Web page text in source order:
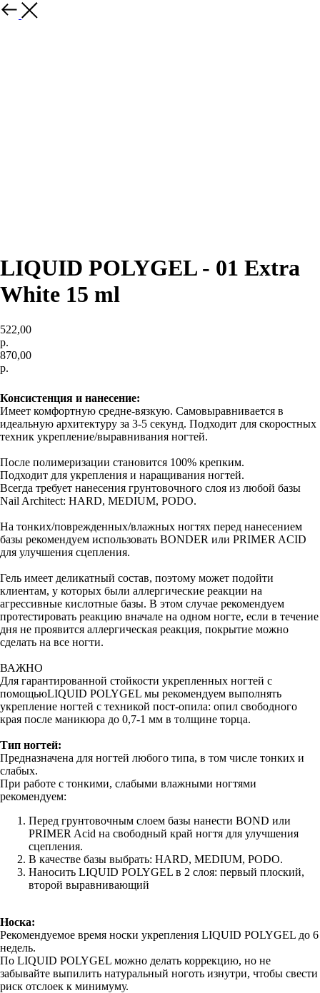
LIQUID POLYGEL - 01 Extra
White 15 ml
522,00
р.
870,00
р.
Консистенция и нанесение:
Имеет комфортную средне-вязкую. Самовыравнивается в
идеальную архитектуру за 3-5 секунд. Подходит для скоростных
техник укрепление/выравнивания ногтей.
После полимеризации становится 100% крепким.
Подходит для укрепления и наращивания ногтей.
Всегда требует нанесения грунтовочного слоя из любой базы
Nail Architect: HARD, MEDIUM, PODO.
На тонких/поврежденных/влажных ногтях перед нанесением
базы рекомендуем использовать BONDER или PRIMER ACID
для улучшения сцепления.
Гель имеет деликатный состав, поэтому может подойти
клиентам, у которых были аллергические реакции на
агрессивные кислотные базы. В этом случае рекомендуем
протестировать реакцию вначале на одном ногте, если в течение
дня не проявится аллергическая реакция, покрытие можно
сделать на все ногти.
ВАЖНО
Для гарантированной стойкости укрепленных ногтей с
помощьюLIQUID POLYGEL мы рекомендуем выполнять
укрепление ногтей с техникой пост-опила: опил свободного
края после маникюра до 0,7-1 мм в толщине торца.
Тип ногтей:
Предназначена для ногтей любого типа, в том числе тонких и
слабых.
При работе с тонкими, слабыми влажными ногтями
рекомендуем:
Перед грунтовочным слоем базы нанести BOND или
PRIMER Acid на свободный край ногтя для улучшения
сцепления.
В качестве базы выбрать: HARD, MEDIUM, PODO.
Наносить LIQUID POLYGEL в 2 слоя: первый плоский,
второй выравнивающий
Носка:
Рекомендуемое время носки укрепления LIQUID POLYGEL до 6
недель.
По LIQUID POLYGEL можно делать коррекцию, но не
забывайте выпилить натуральный ноготь изнутри, чтобы свести
риск отслоек к минимуму.